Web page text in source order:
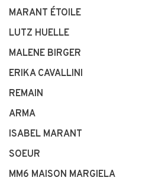
MARANT ÉTOILE
LUTZ HUELLE
MALENE BIRGER
ERIKA CAVALLINI
REMAIN
ARMA
ISABEL MARANT
SOEUR
MM6 MAISON MARGIELA